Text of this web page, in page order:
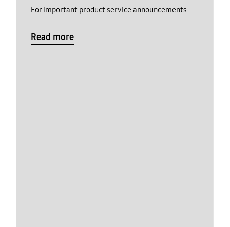
For important product service announcements
Read more